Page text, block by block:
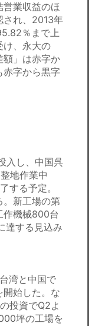
業収益のほ
され、2013年
％まで上
け、永大の
額」は赤字か
赤字から黒字
入し、中国呉
地作業中
する予定。
新工場の第
作機械800台
達する見込み
湾と中国で
開始した。な
投資でQ2よ
坪の工場を